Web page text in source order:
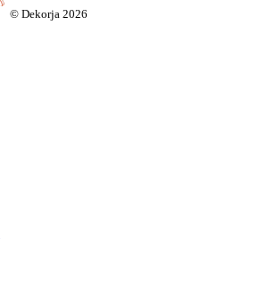
© Dekorja 2026